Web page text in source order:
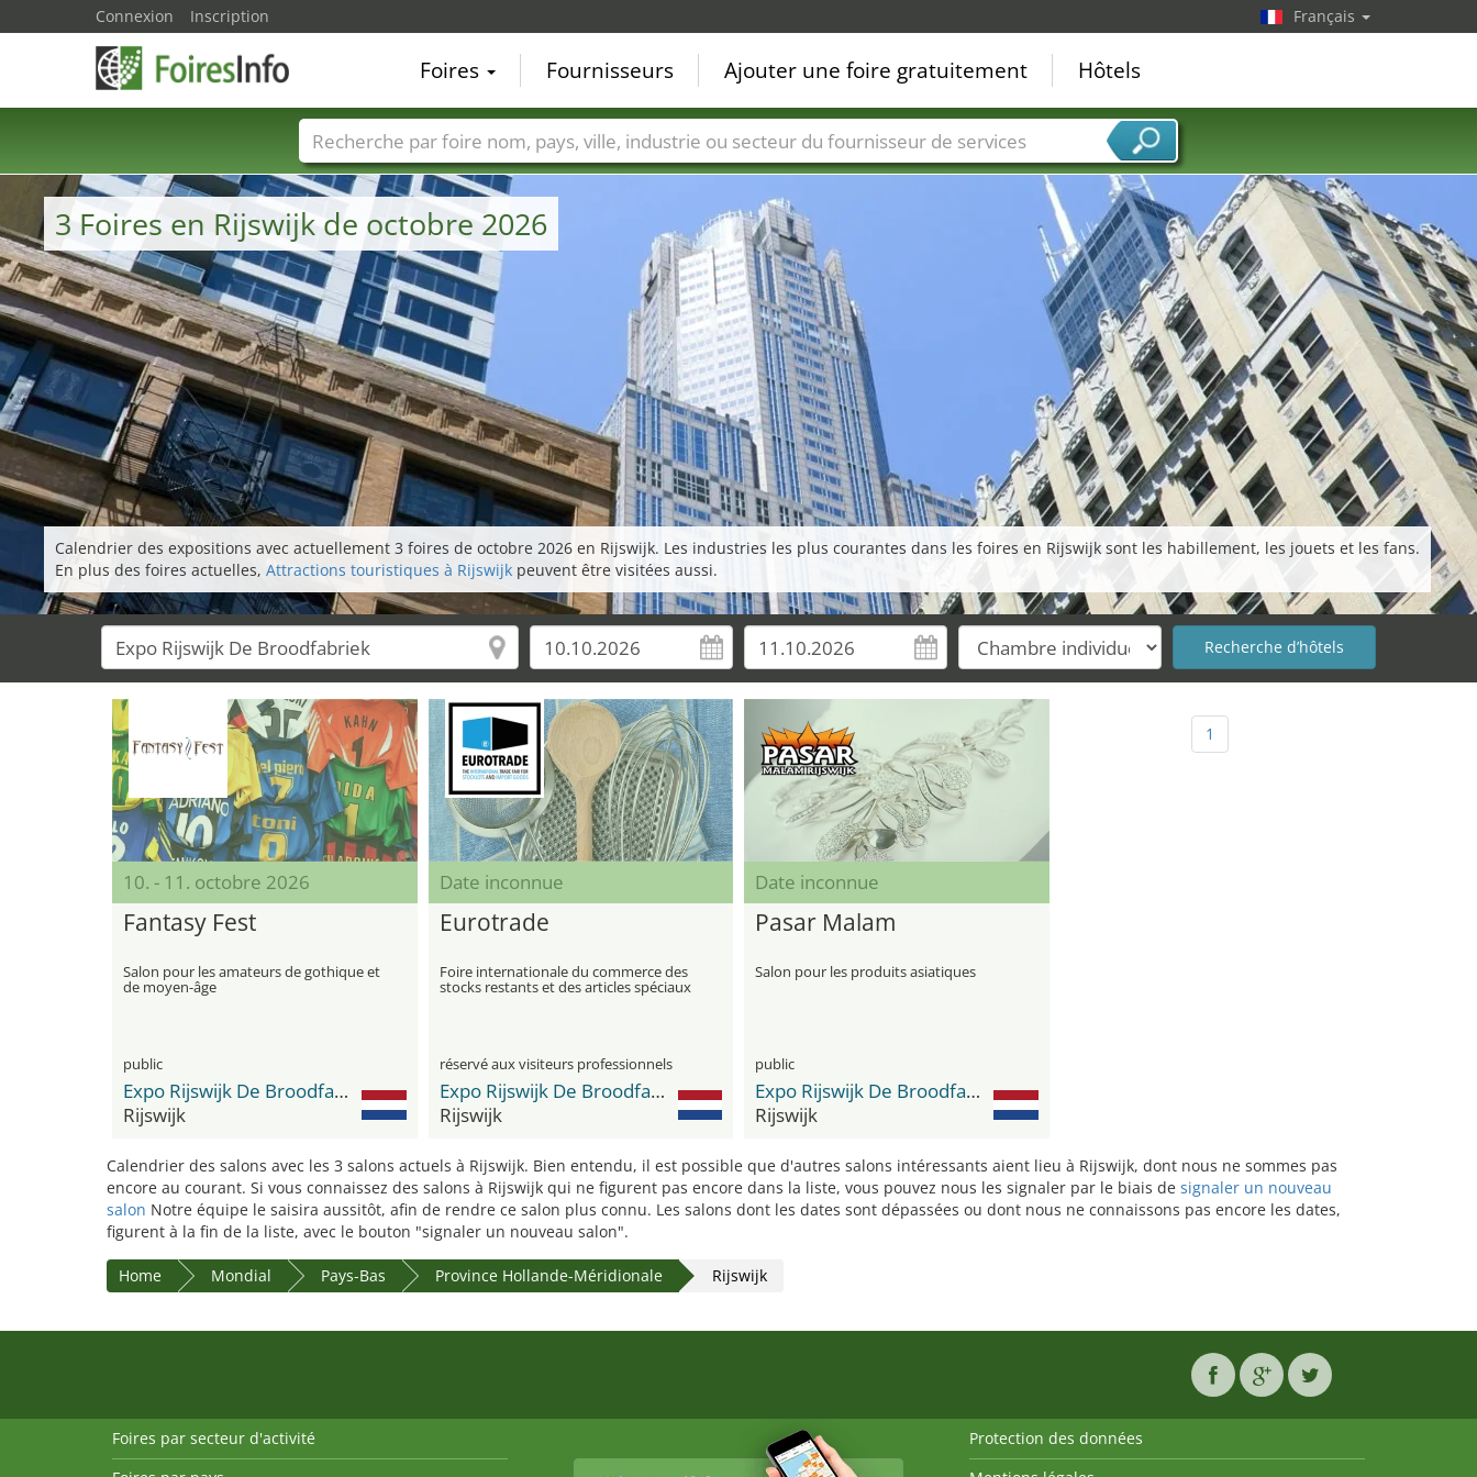
3 Foires en Rijswijk de octobre 2026
Calendrier des expositions avec actuellement 3 foires de octobre 2026 en Rijswijk. Les industries les plus courantes dans les foires en Rijswijk sont les habillement, les jouets et les fans.
En plus des foires actuelles, Attractions touristiques à Rijswijk peuvent être visitées aussi.
10. - 11. octobre 2026
Fantasy Fest
Salon pour les amateurs de gothique et
de moyen-âge
public
Expo Rijswijk De Broodfabriek
Rijswijk
Date inconnue
Eurotrade
Foire internationale du commerce des
stocks restants et des articles spéciaux
réservé aux visiteurs professionnels
Expo Rijswijk De Broodfabriek
Rijswijk
Date inconnue
Pasar Malam
Salon pour les produits asiatiques
public
Expo Rijswijk De Broodfabriek
Rijswijk
1
Calendrier des salons avec les 3 salons actuels à Rijswijk. Bien entendu, il est possible que d'autres salons intéressants aient lieu à Rijswijk, dont nous ne sommes pas
encore au courant. Si vous connaissez des salons à Rijswijk qui ne figurent pas encore dans la liste, vous pouvez nous les signaler par le biais de signaler un nouveau
salon Notre équipe le saisira aussitôt, afin de rendre ce salon plus connu. Les salons dont les dates sont dépassées ou dont nous ne connaissons pas encore les dates,
figurent à la fin de la liste, avec le bouton "signaler un nouveau salon".
Home Mondial Pays-Bas Province Hollande-Méridionale Rijswijk
Connexion Inscription Français
Foires Fournisseurs Ajouter une foire gratuitement Hôtels
Foire noms Pays Villes Secteurs de foire Secteurs du fournisseur de services
Foires par secteur d'activité
Protection des données